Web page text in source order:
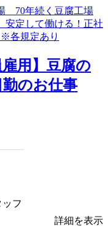
用】豆腐の
のお仕事
フ
詳細を表示